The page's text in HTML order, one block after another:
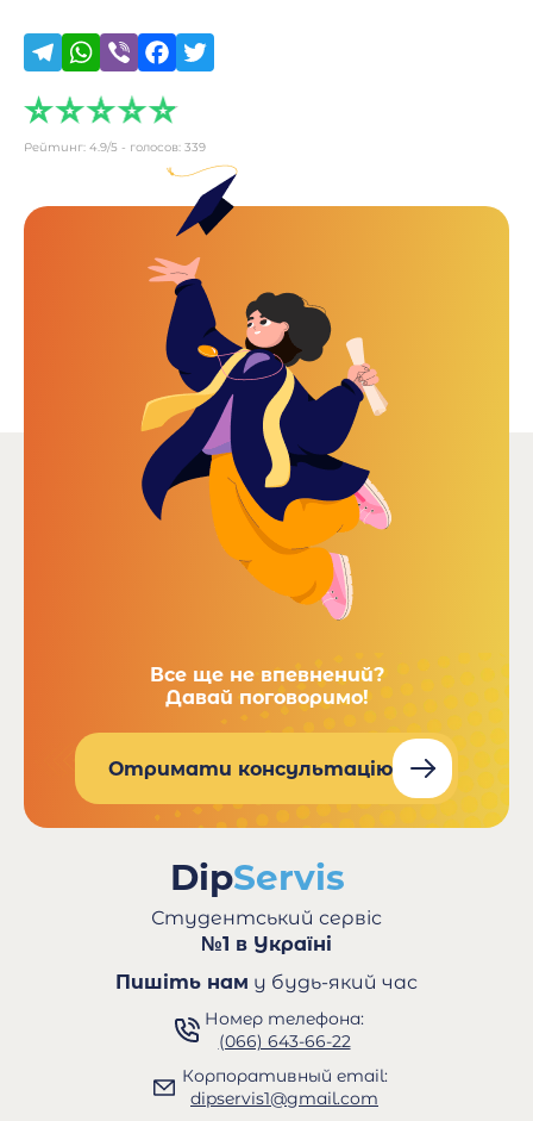
Рейтинг: 4.9/5 - голосов: 339
Все ще не впевнений?
Давай поговоримо!
Отримати консультацію
Студентський сервіс
№1 в Україні
Пишіть нам у будь-який час
Номер телефона:
(066) 643-66-22
Корпоративный email:
dipservis1@gmail.com